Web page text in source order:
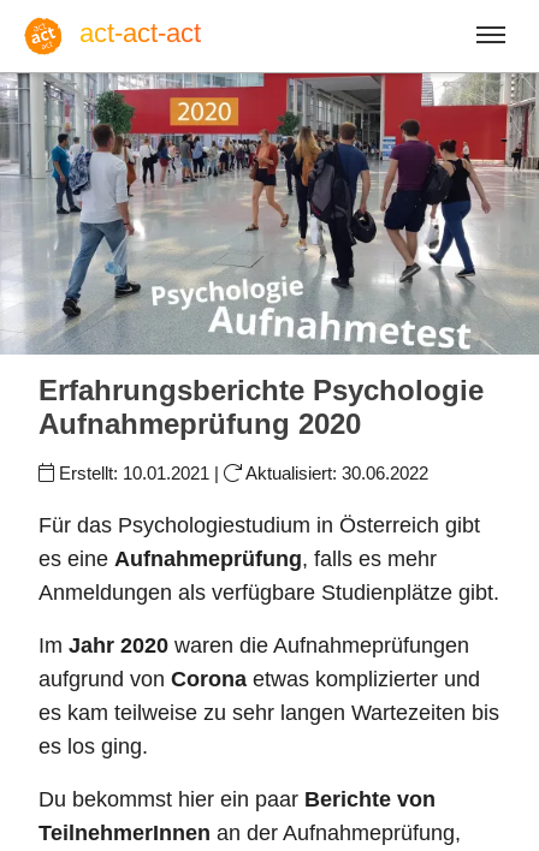
act-act-act
Anmelden
Blog
Fr, 07. August 2026 | 32
Erfahrungsberichte Psychologie
Aufnahmeprüfung 2020
Erstellt: 10.01.2021 | Aktualisiert: 30.06.2022
Für das Psychologiestudium in Österreich gibt
es eine Aufnahmeprüfung, falls es mehr
Anmeldungen als verfügbare Studienplätze gibt.
Im Jahr 2020 waren die Aufnahmeprüfungen
aufgrund von Corona etwas komplizierter und
es kam teilweise zu sehr langen Wartezeiten bis
es los ging.
Du bekommst hier ein paar Berichte von
TeilnehmerInnen an der Aufnahmeprüfung,